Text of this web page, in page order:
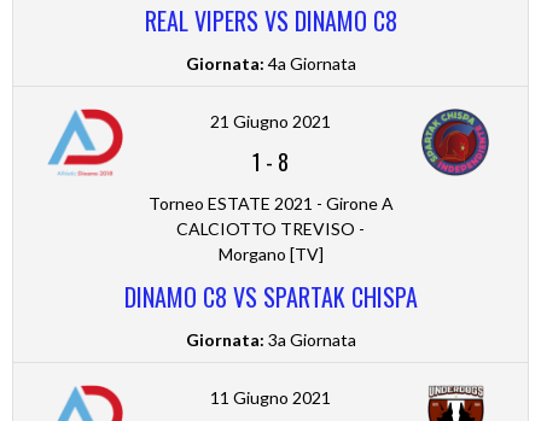
REAL VIPERS VS DINAMO C8
Giornata: 4a Giornata
21 Giugno 2021
1 - 8
Torneo ESTATE 2021 - Girone A
CALCIOTTO TREVISO -
Morgano [TV]
DINAMO C8 VS SPARTAK CHISPA
Giornata: 3a Giornata
11 Giugno 2021